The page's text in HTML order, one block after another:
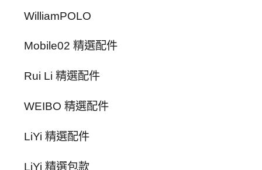
WilliamPOLO
Mobile02 精選配件
Rui Li 精選配件
WEIBO 精選配件
LiYi 精選配件
LiYi 精選包款